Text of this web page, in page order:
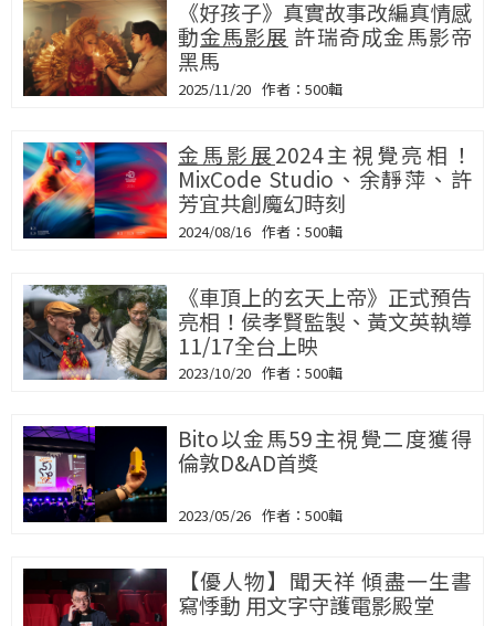
《好孩子》真實故事改編真情感
動金馬影展 許瑞奇成金馬影帝
黑馬
2025/11/20 500輯
金馬影展2024主視覺亮相！
MixCode Studio、余靜萍、許
芳宜共創魔幻時刻
2024/08/16 500輯
《車頂上的玄天上帝》正式預告
亮相！侯孝賢監製、黃文英執導
11/17全台上映
2023/10/20 500輯
Bito以金馬59主視覺二度獲得
倫敦D&AD首獎
2023/05/26 500輯
【優人物】聞天祥 傾盡一生書
寫悸動 用文字守護電影殿堂